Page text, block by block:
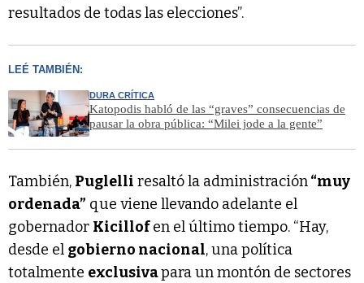
resultados de todas las elecciones”.
LEÉ TAMBIÉN:
DURA CRÍTICA
Katopodis habló de las “graves” consecuencias de
pausar la obra pública: “Milei jode a la gente”
También, Puglelli resaltó la administración“muy
ordenada” que viene llevando adelante el
gobernador Kicillofen el último tiempo. “Hay,
desde el gobierno nacional, una política
totalmente exclusivapara un montón de sectores